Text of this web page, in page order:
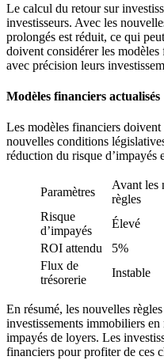
Le calcul du retour sur
investisseurs. Avec les
prolongés est réduit, ce qui
doivent considérer les
avec précision leurs
Modèles financiers actualisés
Les modèles financiers
nouvelles conditions
réduction du risque d’impayés
Paramètres
Avant les
règles
Risque
d’impayés
Élevé
ROI attendu
5%
Flux de
trésorerie
Instable
En résumé, les nouvelles
investissements immobiliers en
impayés de loyers. Les
financiers pour profiter de ces